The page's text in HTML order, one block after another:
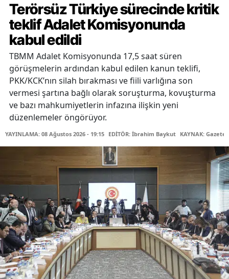
Terörsüz Türkiye sürecinde kritik
teklif Adalet Komisyonunda
kabul edildi
TBMM Adalet Komisyonunda 17,5 saat süren
görüşmelerin ardından kabul edilen kanun teklifi,
PKK/KCK’nın silah bırakması ve fiili varlığına son
vermesi şartına bağlı olarak soruşturma, kovuşturma
ve bazı mahkumiyetlerin infazına ilişkin yeni
düzenlemeler öngörüyor.
YAYINLAMA: 08 Ağustos 2026 - 19:15 EDİTÖR: İbrahim Baykut KAYNAK: